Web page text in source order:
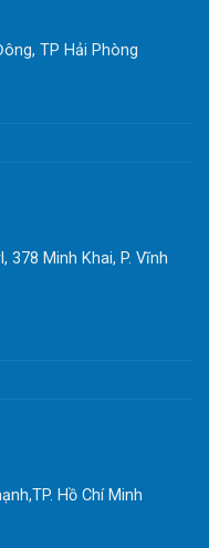
TP Hải Phòng
378 Minh Khai, P. Vĩnh
Hồ Chí Minh